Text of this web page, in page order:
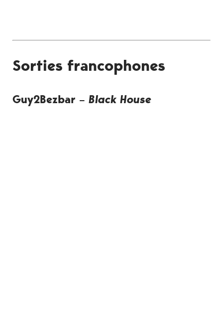
Sorties francophones
Guy2Bezbar – Black House